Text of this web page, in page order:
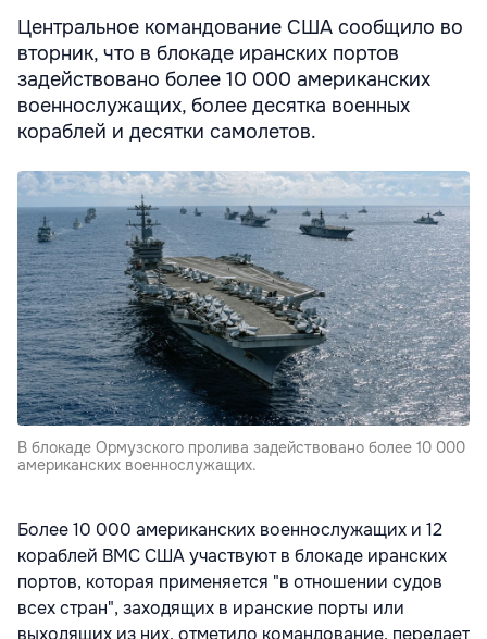
Центральное командование США сообщило во
вторник, что в блокаде иранских портов
задействовано более 10 000 американских
военнослужащих, более десятка военных
кораблей и десятки самолетов.
В блокаде Ормузского пролива задействовано более 10 000
американских военнослужащих.
Более 10 000 американских военнослужащих и 12
кораблей ВМС США участвуют в блокаде иранских
портов, которая применяется "в отношении судов
всех стран", заходящих в иранские порты или
выходящих из них, отметило командование, передает